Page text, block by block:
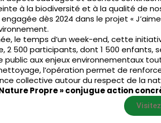
à la biodiversité et à la qualité de
engagée dès 2024 dans le projet «
le temps d’un week-end, cette
2 500 participants, dont 1 500 enfants,
public aux enjeux environnementaux
l’opération permet de
collective autour du respect de la
Nature Propre » conjugue action